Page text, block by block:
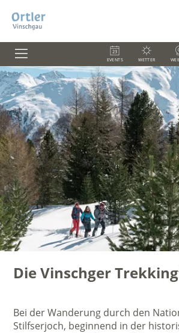
EVENTS WETTER
Die Vinschger
Bei der Wanderung durch den
Stilfserjoch, beginnend in der